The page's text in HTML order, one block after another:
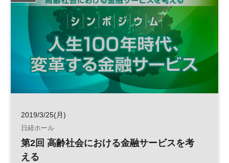
2019/3/25(月)
日経ホール
第2回 高齢社会における金融サービスを考
える